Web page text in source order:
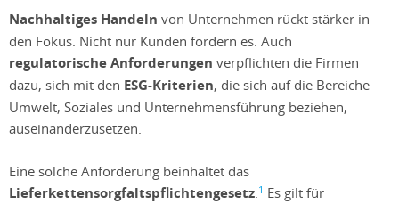
Nachhaltiges Handeln von Unternehmen rückt stärker in
den Fokus. Nicht nur Kunden fordern es. Auch
regulatorische Anforderungen verpflichten die Firmen
dazu, sich mit den ESG-Kriterien, die sich auf die Bereiche
Umwelt, Soziales und Unternehmensführung beziehen,
auseinanderzusetzen.
Eine solche Anforderung beinhaltet das
Lieferkettensorgfaltspflichtengesetz.1 Es gilt für